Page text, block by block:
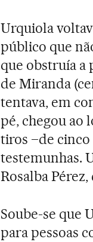
Urquiola
público que
que obstruía a
de Miranda
tentava, em
pé, chegou ao
tiros –de cinco
testemunhas.
Rosalba
Soube-se que
para pessoas